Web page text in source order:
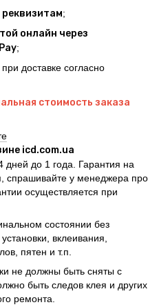
;
онлайн через
;
при доставке согласно
стоимость заказа
icd.com.ua
дней до 1 года. Гарантия на
спрашивайте у менеджера про
осуществляется при
состоянии без
вклеивания,
пятен и т.п.
не должны быть сняты с
быть следов клея и других
ремонта.